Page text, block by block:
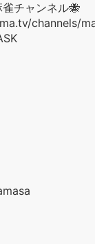
チャンネル🐝
channels/